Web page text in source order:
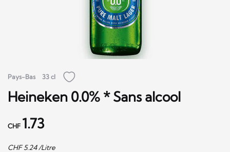
Pays-Bas 33 cl
Heineken 0.0% * Sans alcool
CHF 1.73
CHF5.24/Litre